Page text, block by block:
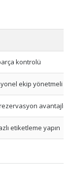
kontrolü
ekip yönetmeli
etiketleme yapın